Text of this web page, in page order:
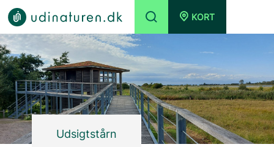
KORT
Udsigtstårn